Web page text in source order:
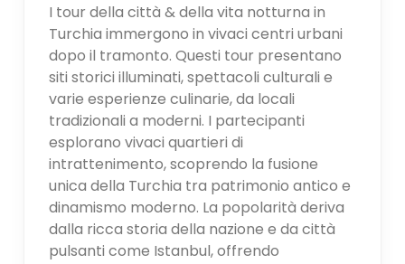
I tour della città & della vita notturna in
Turchia immergono in vivaci centri urbani
dopo il tramonto. Questi tour presentano
siti storici illuminati, spettacoli culturali e
varie esperienze culinarie, da locali
tradizionali a moderni. I partecipanti
esplorano vivaci quartieri di
intrattenimento, scoprendo la fusione
unica della Turchia tra patrimonio antico e
dinamismo moderno. La popolarità deriva
dalla ricca storia della nazione e da città
pulsanti come Istanbul, offrendo